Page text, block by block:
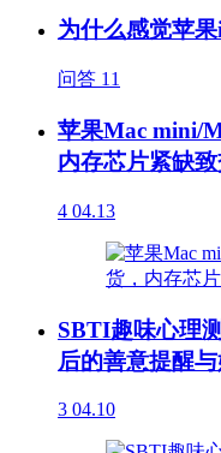
为什么感觉苹
问答 11
苹果Mac mini/
内存芯片紧缺
4 04.13
SBTI趣味心理
后的善意提醒
3 04.10